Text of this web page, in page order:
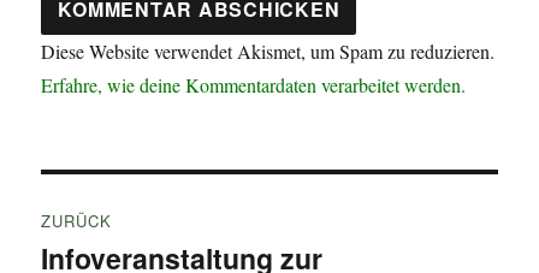
Diese Website verwendet Akismet, um Spam zu reduzieren.
Erfahre, wie deine Kommentardaten verarbeitet werden.
ZURÜCK
Vorheriger
Infoveranstaltung zur